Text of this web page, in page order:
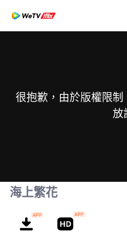
很抱歉，由於版權限
放
海上繁花